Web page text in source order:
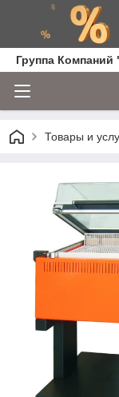
Группа
Товары и